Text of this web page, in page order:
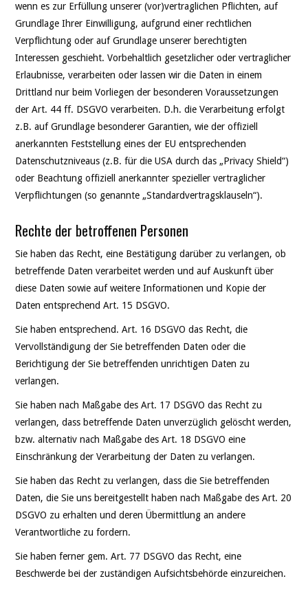
wenn es zur Erfüllung unserer (vor)vertraglichen Pflichten, auf
Grundlage Ihrer Einwilligung, aufgrund einer rechtlichen
Verpflichtung oder auf Grundlage unserer berechtigten
Interessen geschieht. Vorbehaltlich gesetzlicher oder vertraglicher
Erlaubnisse, verarbeiten oder lassen wir die Daten in einem
Drittland nur beim Vorliegen der besonderen Voraussetzungen
der Art. 44 ff. DSGVO verarbeiten. D.h. die Verarbeitung erfolgt
z.B. auf Grundlage besonderer Garantien, wie der offiziell
anerkannten Feststellung eines der EU entsprechenden
Datenschutzniveaus (z.B. für die USA durch das „Privacy Shield“)
oder Beachtung offiziell anerkannter spezieller vertraglicher
Verpflichtungen (so genannte „Standardvertragsklauseln“).
Rechte der betroffenen Personen
Sie haben das Recht, eine Bestätigung darüber zu verlangen, ob
betreffende Daten verarbeitet werden und auf Auskunft über
diese Daten sowie auf weitere Informationen und Kopie der
Daten entsprechend Art. 15 DSGVO.
Sie haben entsprechend. Art. 16 DSGVO das Recht, die
Vervollständigung der Sie betreffenden Daten oder die
Berichtigung der Sie betreffenden unrichtigen Daten zu
verlangen.
Sie haben nach Maßgabe des Art. 17 DSGVO das Recht zu
verlangen, dass betreffende Daten unverzüglich gelöscht werden,
bzw. alternativ nach Maßgabe des Art. 18 DSGVO eine
Einschränkung der Verarbeitung der Daten zu verlangen.
Sie haben das Recht zu verlangen, dass die Sie betreffenden
Daten, die Sie uns bereitgestellt haben nach Maßgabe des Art. 20
DSGVO zu erhalten und deren Übermittlung an andere
Verantwortliche zu fordern.
Sie haben ferner gem. Art. 77 DSGVO das Recht, eine
Beschwerde bei der zuständigen Aufsichtsbehörde einzureichen.